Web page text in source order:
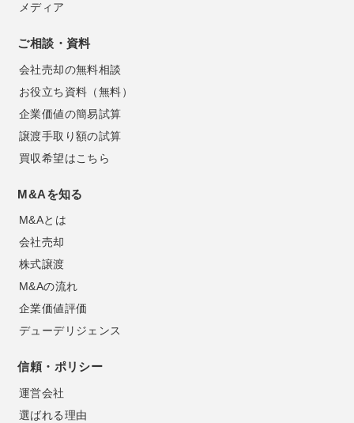
メディア
ご相談・資料
会社売却の無料相談
お役立ち資料（無料）
企業価値の簡易試算
譲渡手取り額の試算
買収希望はこちら
M&Aを知る
M&Aとは
会社売却
株式譲渡
M&Aの流れ
企業価値評価
デューデリジェンス
信頼・ポリシー
運営会社
選ばれる理由